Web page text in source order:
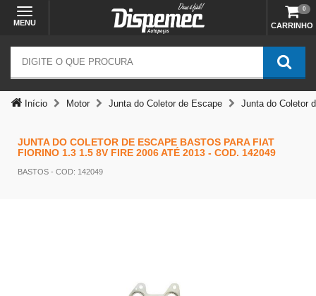
MENU CARRINHO
0
Início Motor Junta do Coletor de Escape Junta do Coletor
JUNTA DO COLETOR DE ESCAPE BASTOS PARA FIAT
FIORINO 1.3 1.5 8V FIRE 2006 ATÉ 2013 - COD. 142049
BASTOS - COD: 142049
Temos outras opções mais
adequadas